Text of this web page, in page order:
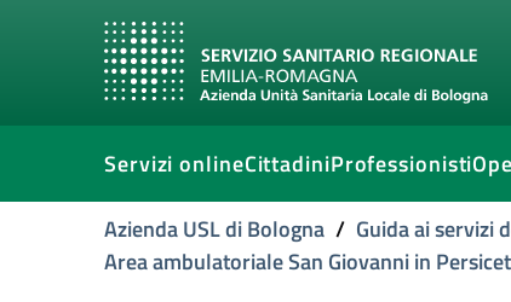
Servizi onlineCittadiniProfessionisti
Azienda USL di Bologna / Guida ai servizi
Area ambulatoriale San Giovanni in